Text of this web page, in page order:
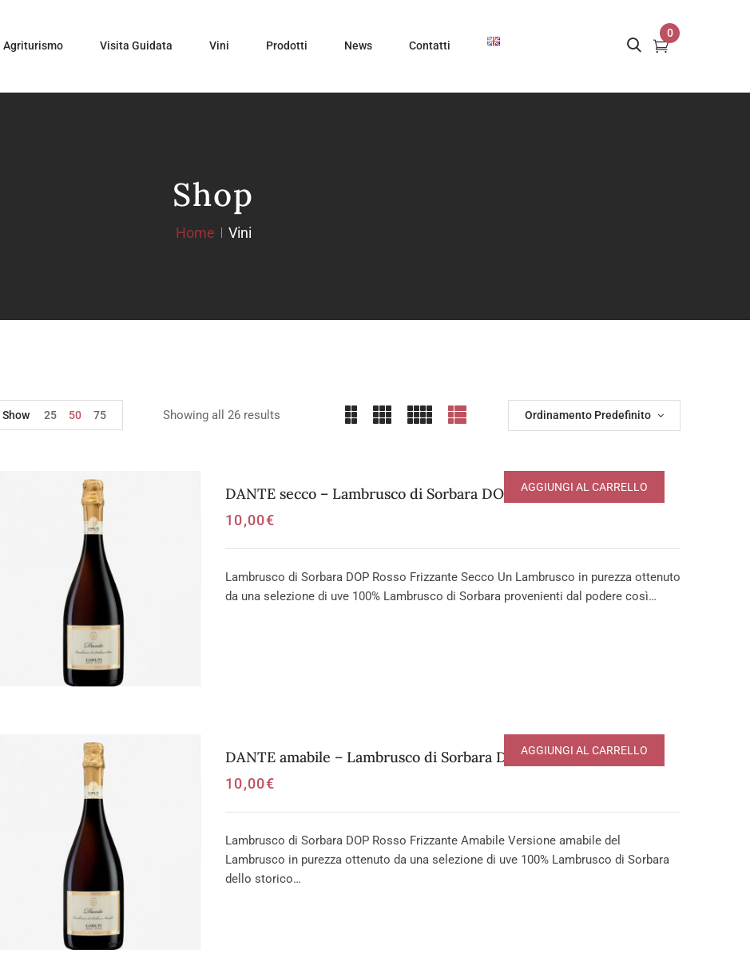
Agriturismo Visita Guidata Vini Prodotti News Contatti
0
Shop
Home Vini
Showing all 26 results Ordinamento Predefinito
Show 25 50 75
DANTE secco – Lambrusco di Sorbara DOP
10,00€
AGGIUNGI AL CARRELLO
Lambrusco di Sorbara DOP Rosso Frizzante Secco Un Lambrusco in purezza ottenuto
da una selezione di uve 100% Lambrusco di Sorbara provenienti dal podere così…
DANTE amabile – Lambrusco di Sorbara DOP
10,00€
AGGIUNGI AL CARRELLO
Lambrusco di Sorbara DOP Rosso Frizzante Amabile Versione amabile del
Lambrusco in purezza ottenuto da una selezione di uve 100% Lambrusco di Sorbara
dello storico…